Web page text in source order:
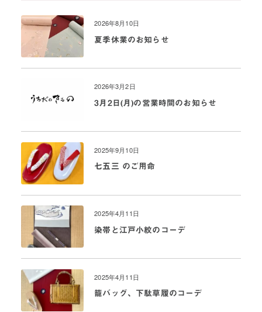
2026年8月10日
夏季休業のお知らせ
2026年3月2日
3月2日(月)の営業時間のお知らせ
2025年9月10日
七五三 のご用命
2025年4月11日
染帯と江戸小紋のコーデ
2025年4月11日
籠バッグ、下駄草履のコーデ